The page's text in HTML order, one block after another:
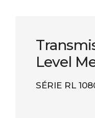
Level
SÉRIE RL